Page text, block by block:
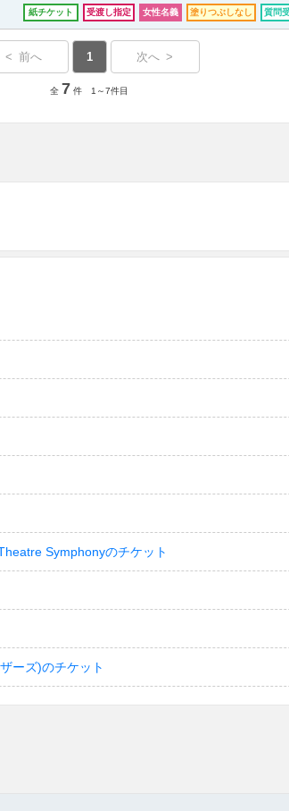
紙チケット 受渡し指定 女性名義 塗りつぶしなし 質問
< 前へ 1 次へ >
全 7 件 1～7件目
Symphonyのチケット
ーズ)のチケット